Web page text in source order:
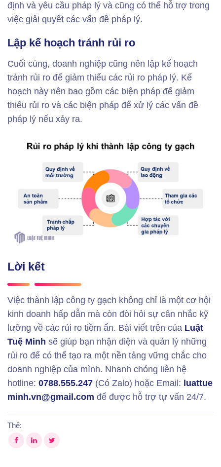
định và yêu cầu pháp lý và cũng có thể hỗ trợ trong
việc giải quyết các vấn đề pháp lý.
Lập kế hoạch tránh rủi ro
Cuối cùng, doanh nghiệp cũng nên lập kế hoạch
tránh rủi ro để giảm thiểu các rủi ro pháp lý. Kế
hoạch này nên bao gồm các biện pháp để giảm
thiểu rủi ro và các biện pháp để xử lý các vấn đề
pháp lý nếu xảy ra.
Lời kết
Việc thành lập công ty gạch không chỉ là một cơ hội
kinh doanh hấp dẫn mà còn đòi hỏi sự cân nhắc kỹ
lưỡng về các rủi ro tiềm ẩn. Bài viết trên của Luật
Tuệ Minh sẽ giúp bạn nhận diện và quản lý những
rủi ro để có thể tạo ra một nền tảng vững chắc cho
doanh nghiệp của mình. Nhanh chóng liên hệ
hotline: 0788.555.247 (Có Zalo) hoặc Email: luattue
minh.vn@gmail.com để được hỗ trợ tự vấn 24/7.
Thẻ: